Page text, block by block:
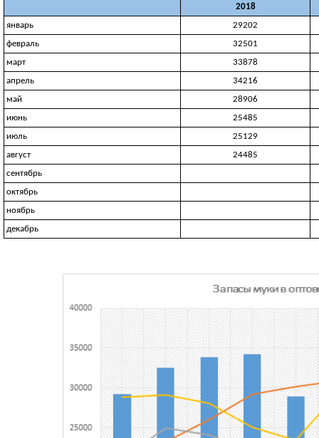
2018
январь
29202
февраль
32501
март
33878
апрель
34216
май
28906
июнь
25485
июль
25129
август
24485
сентябрь
октябрь
ноябрь
декабрь